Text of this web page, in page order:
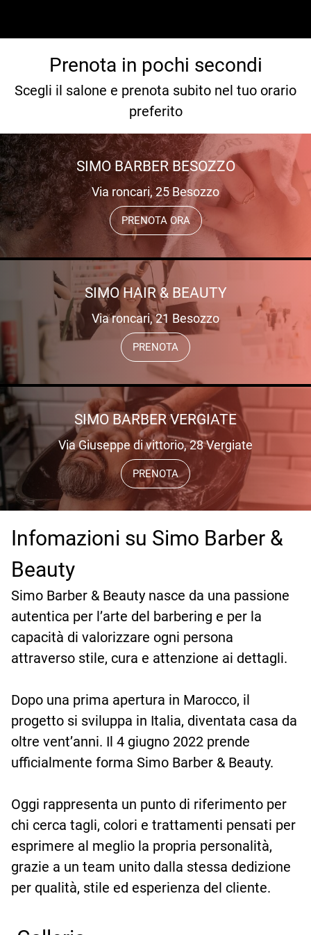
Prenota in pochi secondi
Scegli il salone e prenota subito nel tuo orario
preferito
SIMO BARBER BESOZZO
Via roncari, 25 Besozzo
PRENOTA ORA
SIMO HAIR & BEAUTY
Via roncari, 21 Besozzo
PRENOTA
SIMO BARBER VERGIATE
Via Giuseppe di vittorio, 28 Vergiate
PRENOTA
Infomazioni su Simo Barber &
Beauty
Simo Barber & Beauty nasce da una passione
autentica per l’arte del barbering e per la
capacità di valorizzare ogni persona
attraverso stile, cura e attenzione ai dettagli.
Dopo una prima apertura in Marocco, il
progetto si sviluppa in Italia, diventata casa da
oltre vent’anni. Il 4 giugno 2022 prende
ufficialmente forma Simo Barber & Beauty.
Oggi rappresenta un punto di riferimento per
chi cerca tagli, colori e trattamenti pensati per
esprimere al meglio la propria personalità,
grazie a un team unito dalla stessa dedizione
per qualità, stile ed esperienza del cliente.